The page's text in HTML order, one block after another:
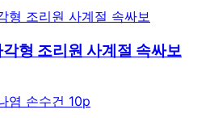
형 조리원 사계절 속싸보